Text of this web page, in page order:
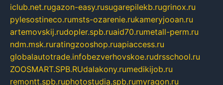
iclub.net.rugazon-easy.rusugarepilekb.rugrinox.ru
pylesostineco.rumsts-ozarenie.rukameryjooan.ru
artemovskij.rudopler.spb.ruaid70.rumetall-perm.ru
ndm.msk.ruratingzooshop.ruapiaccess.ru
globalautotrade.infobezverhovskoe.rudrsschool.ru
ZOOSMART.SPB.RUdalakony.rumedikijob.ru
remontt.spb.ruphotostudia.spb.rumyragon.ru